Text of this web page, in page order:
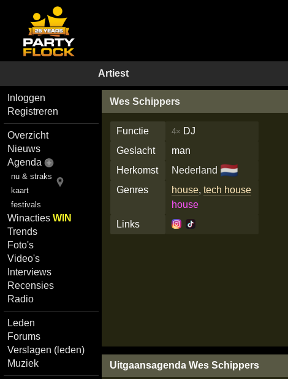
Artiest
Inloggen
Registreren
Overzicht
Nieuws
Agenda
nu & straks
kaart
festivals
WinactiesWIN
Trends
Foto's
Video's
Interviews
Recensies
Radio
Leden
Forums
Verslagen (leden)
Muziek
Wes Schippers
Functie 4× DJ
Geslacht
man
Herkomst
Nederland 🇳🇱
Genres house,tech house
house
Links
Uitgaansagenda Wes Schippers